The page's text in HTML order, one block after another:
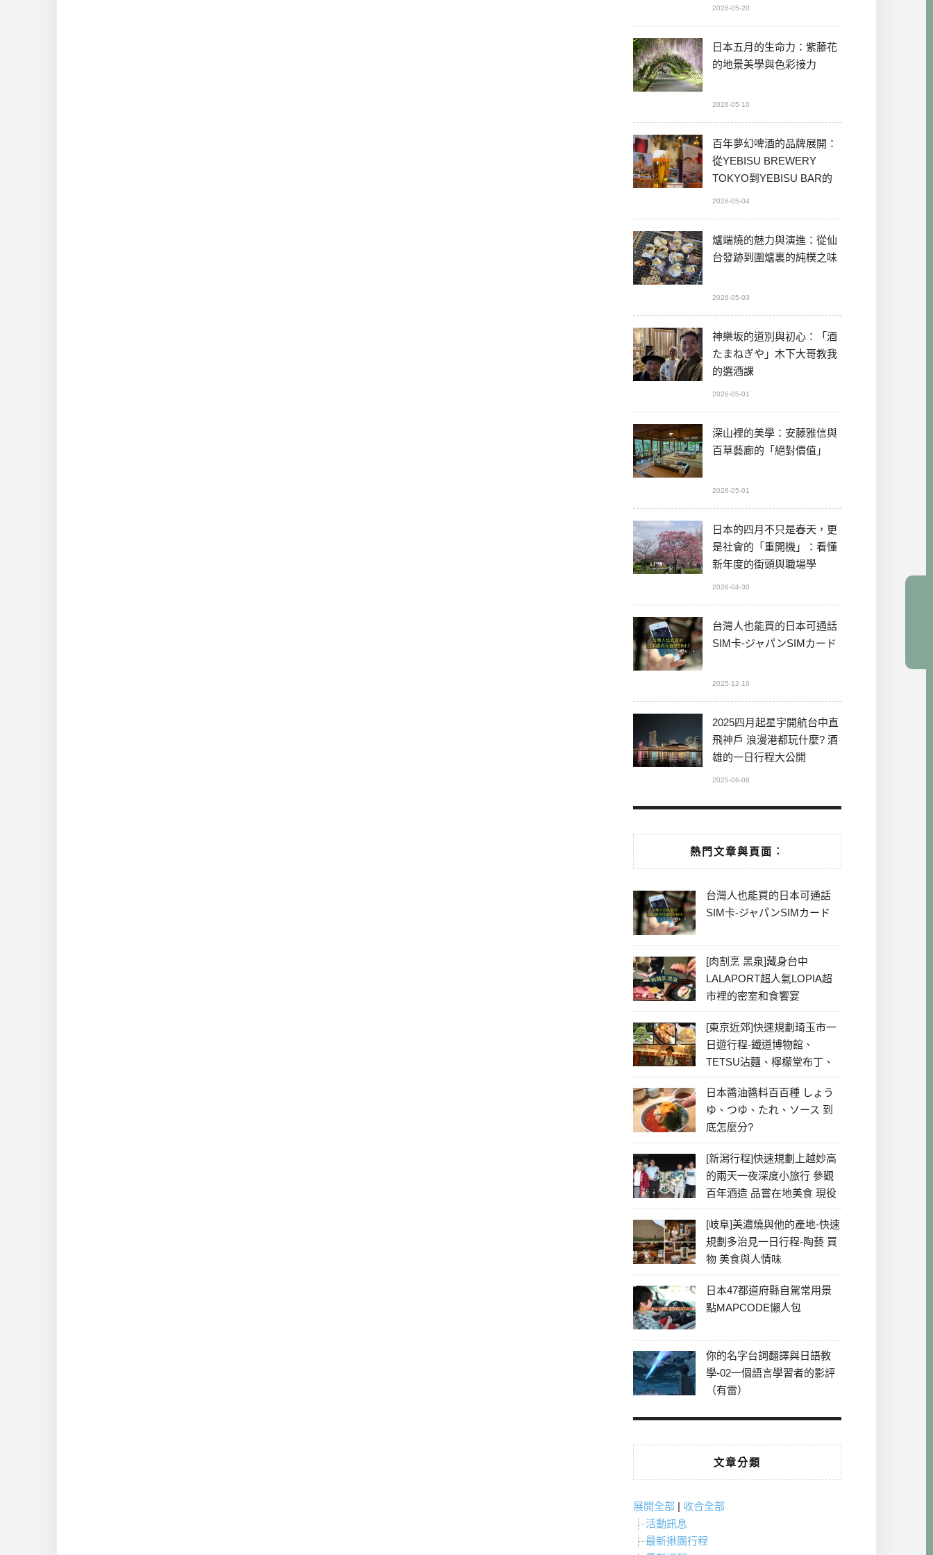
2026-05-20
日本五月的生命力：紫藤花
的地景美學與色彩接力
2026-05-10
百年夢幻啤酒的品牌展開：
從YEBISU BREWERY
TOKYO到YEBISU BAR的
2026-05-04
爐端燒的魅力與演進：從仙
台發跡到圍爐裏的純樸之味
2026-05-03
神樂坂的道別與初心：「酒
たまねぎや」木下大哥教我
的選酒課
2026-05-01
深山裡的美學：安藤雅信與
百草藝廊的「絕對價值」
2026-05-01
日本的四月不只是春天，更
是社會的「重開機」：看懂
新年度的街頭與職場學
2026-04-30
台灣人也能買的日本可通話
SIM卡-ジャパンSIMカード
2025-12-10
2025四月起星宇開航台中直
飛神戶 浪漫港都玩什麼? 酒
雄的一日行程大公開
2025-06-08
熱門文章與頁面︰
台灣人也能買的日本可通話
SIM卡-ジャパンSIMカード
[肉割烹 黑泉]藏身台中
LALAPORT超人氣LOPIA超
市裡的密室和食饗宴
[東京近郊]快速規劃琦玉市一
日遊行程-鐵道博物館、
TETSU沾麵、檸檬堂布丁、
冰川神社、美食彙整
日本醬油醬料百百種 しょう
ゆ、つゆ、たれ、ソース 到
底怎麼分?
[新潟行程]快速規劃上越妙高
的兩天一夜深度小旅行 參觀
百年酒造 品嘗在地美食 現役
最老牌電影院
[岐阜]美濃燒與他的產地-快速
規劃多治見一日行程-陶藝 買
物 美食與人情味
日本47都道府縣自駕常用景
點MAPCODE懶人包
你的名字台詞翻譯與日語教
學-02一個語言學習者的影評
（有雷）
文章分類
展開全部 | 收合全部
活動訊息
最新揪團行程